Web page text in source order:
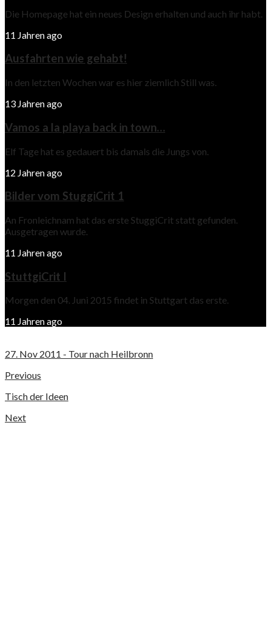
Die Homepage hat ein neues Design erhalten und auch ihr habt.
11 Jahren ago
Ausfahrten wie gehabt!
In den letzten Wochen war es hier ziemlich Still was.
13 Jahren ago
Vamos a la playa back in town…
Elf Tage hat es gedauert bis damals die Jungs von.
12 Jahren ago
Bilder vom StuggiCrit 1
An Fronleichnam hat das erste StuggiCrit statt gefunden.
Ausgetragen wurde.
11 Jahren ago
StuttgiCrit I
Morgen den 04. Juni 2015 findet in Stuttgart das erste.
11 Jahren ago
27. Nov 2011 - Tour nach Heilbronn
Previous
Tisch der Ideen
Next